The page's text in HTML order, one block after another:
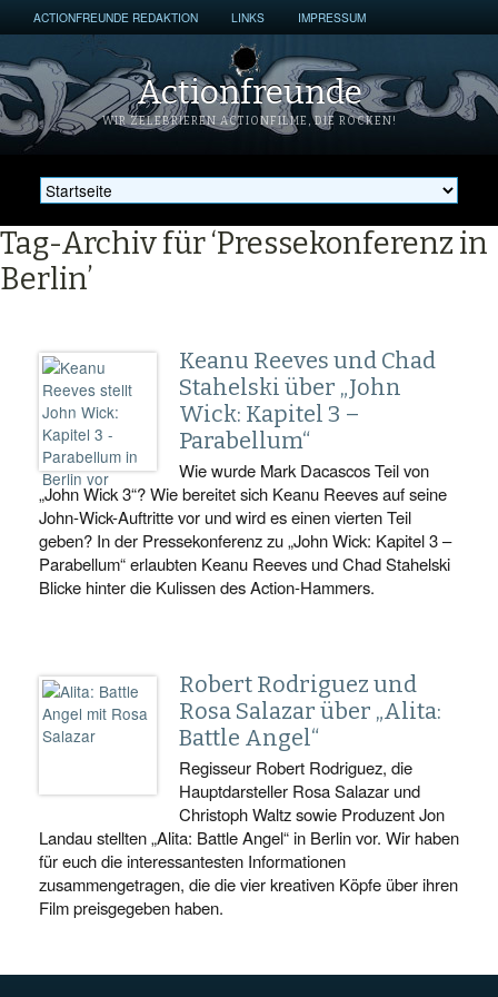
ACTIONFREUNDE REDAKTION LINKS IMPRESSUM
Actionfreunde
WIR ZELEBRIEREN ACTIONFILME, DIE ROCKEN!
Tag-Archiv für ‘Pressekonferenz in
Berlin’
Keanu Reeves und Chad
Stahelski über „John
Wick: Kapitel 3 –
Parabellum“
Wie wurde Mark Dacascos Teil von
„John Wick 3“? Wie bereitet sich Keanu Reeves auf seine
John-Wick-Auftritte vor und wird es einen vierten Teil
geben? In der Pressekonferenz zu „John Wick: Kapitel 3 –
Parabellum“ erlaubten Keanu Reeves und Chad Stahelski
Blicke hinter die Kulissen des Action-Hammers.
Robert Rodriguez und
Rosa Salazar über „Alita:
Battle Angel“
Regisseur Robert Rodriguez, die
Hauptdarsteller Rosa Salazar und
Christoph Waltz sowie Produzent Jon
Landau stellten „Alita: Battle Angel“ in Berlin vor. Wir haben
für euch die interessantesten Informationen
zusammengetragen, die die vier kreativen Köpfe über ihren
Film preisgegeben haben.